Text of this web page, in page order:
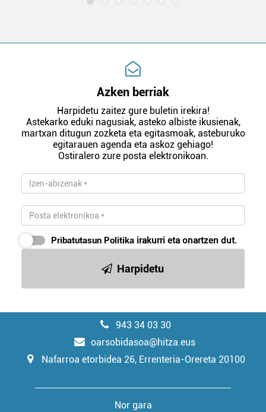
Azken berriak
Harpidetu zaitez gure buletin irekira!
Astekarko eduki nagusiak, asteko albiste ikusienak,
martxan ditugun zozketa eta egitasmoak, asteburuko
egitarauen agenda eta askoz gehiago!
Ostiralero zure posta elektronikoan.
Pribatutasun Politika irakurri eta onartzen dut.
Harpidetu
943 34 03 30
oarsobidasoa@hitza.eus
Nafarroa etorbidea 26, Errenteria-Orereta 20100
Nor gara